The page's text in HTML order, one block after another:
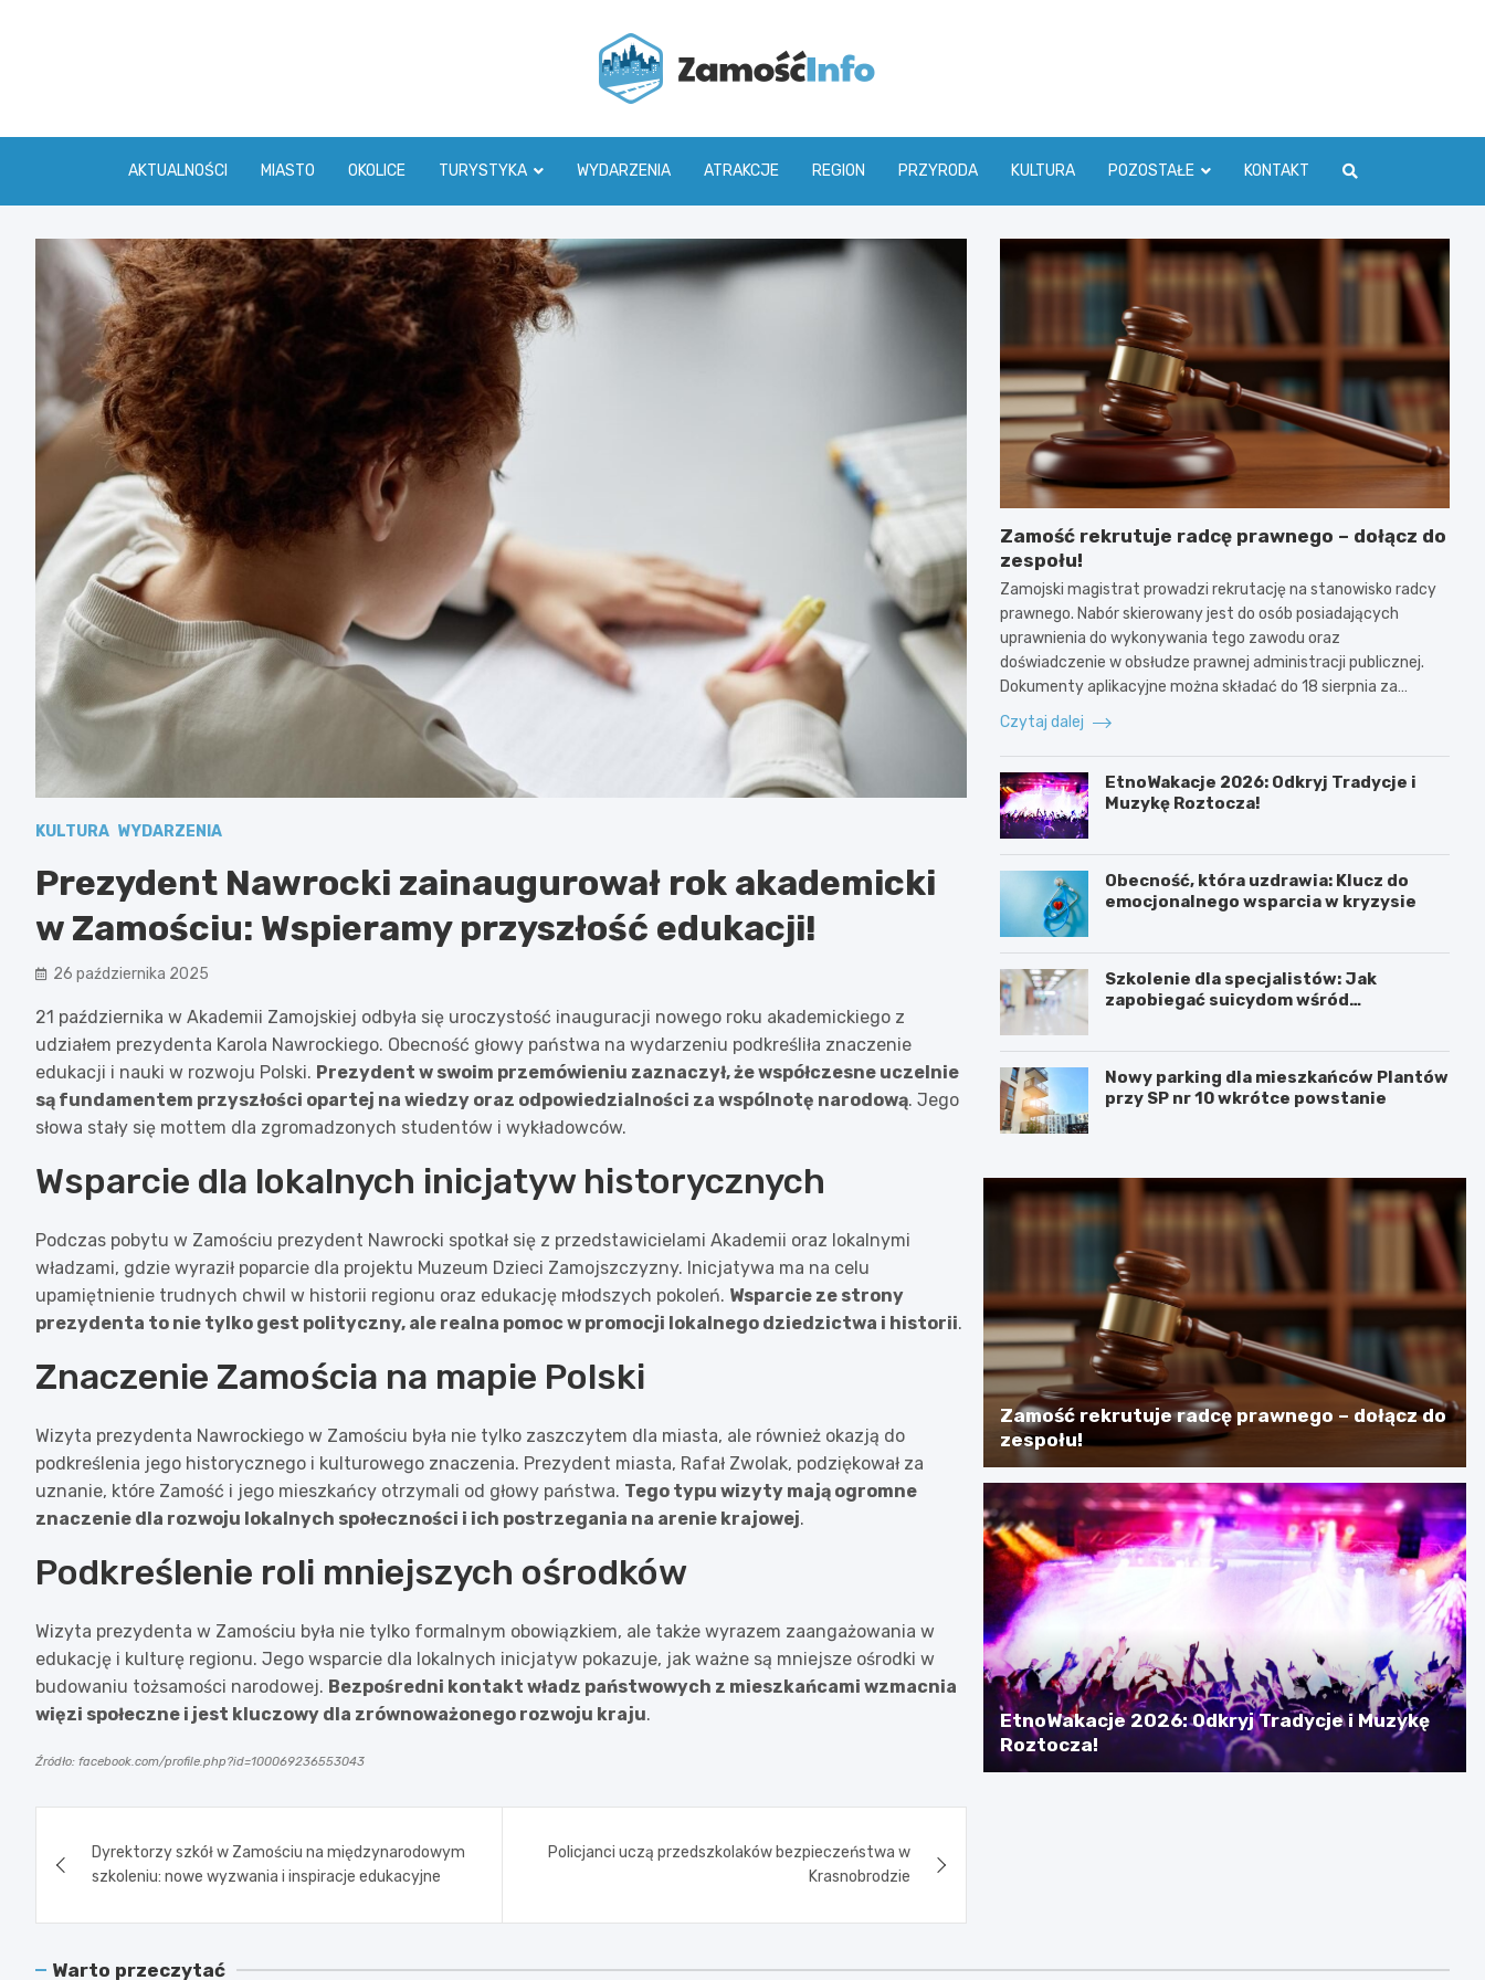
AKTUALNOŚCI MIASTO OKOLICE TURYSTYKA WYDARZENIA ATRAKCJE REGION PRZYRODA KULTURA POZOSTAŁE KONTAKT
KULTURA WYDARZENIA
Prezydent Nawrocki zainaugurował rok akademicki
w Zamościu: Wspieramy przyszłość edukacji!
26 października 2025
21 października w Akademii Zamojskiej odbyła się uroczystość inauguracji nowego roku akademickiego z
udziałem prezydenta Karola Nawrockiego. Obecność głowy państwa na wydarzeniu podkreśliła znaczenie
edukacji i nauki w rozwoju Polski. Prezydent w swoim przemówieniu zaznaczył, że współczesne uczelnie
są fundamentem przyszłości opartej na wiedzy oraz odpowiedzialności za wspólnotę narodową. Jego
słowa stały się mottem dla zgromadzonych studentów i wykładowców.
Wsparcie dla lokalnych inicjatyw historycznych
Podczas pobytu w Zamościu prezydent Nawrocki spotkał się z przedstawicielami Akademii oraz lokalnymi
władzami, gdzie wyraził poparcie dla projektu Muzeum Dzieci Zamojszczyzny. Inicjatywa ma na celu
upamiętnienie trudnych chwil w historii regionu oraz edukację młodszych pokoleń. Wsparcie ze strony
prezydenta to nie tylko gest polityczny, ale realna pomoc w promocji lokalnego dziedzictwa i historii.
Znaczenie Zamościa na mapie Polski
Wizyta prezydenta Nawrockiego w Zamościu była nie tylko zaszczytem dla miasta, ale również okazją do
podkreślenia jego historycznego i kulturowego znaczenia. Prezydent miasta, Rafał Zwolak, podziękował za
uznanie, które Zamość i jego mieszkańcy otrzymali od głowy państwa. Tego typu wizyty mają ogromne
znaczenie dla rozwoju lokalnych społeczności i ich postrzegania na arenie krajowej.
Podkreślenie roli mniejszych ośrodków
Wizyta prezydenta w Zamościu była nie tylko formalnym obowiązkiem, ale także wyrazem zaangażowania w
edukację i kulturę regionu. Jego wsparcie dla lokalnych inicjatyw pokazuje, jak ważne są mniejsze ośrodki w
budowaniu tożsamości narodowej. Bezpośredni kontakt władz państwowych z mieszkańcami wzmacnia
więzi społeczne i jest kluczowy dla zrównoważonego rozwoju kraju.
Źródło: facebook.com/profile.php?id=100069236553043
wpisuDyrektorzy szkół w Zamościu na międzynarodowym
szkoleniu: nowe wyzwania i inspiracje edukacyjne
Policjanci uczą przedszkolaków bezpieczeństwa w
Krasnobrodzie
Zamość rekrutuje radcę prawnego – dołącz do
zespołu!
Zamojski magistrat prowadzi rekrutację na stanowisko radcy
prawnego. Nabór skierowany jest do osób posiadających
uprawnienia do wykonywania tego zawodu oraz
doświadczenie w obsłudze prawnej administracji publicznej.
Dokumenty aplikacyjne można składać do 18 sierpnia za…
Czytaj dalej
EtnoWakacje 2026: Odkryj Tradycje i
Muzykę Roztocza!
Obecność, która uzdrawia: Klucz do
emocjonalnego wsparcia w kryzysie
Szkolenie dla specjalistów: Jak
zapobiegać suicydom wśród
Nowy parking dla mieszkańców Plantów
przy SP nr 10 wkrótce powstanie
Zamość rekrutuje radcę prawnego – dołącz do
zespołu!
EtnoWakacje 2026: Odkryj Tradycje i Muzykę
Roztocza!
Warto przeczytać